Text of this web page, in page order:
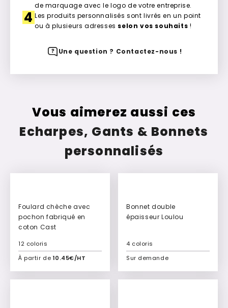
de marquage avec le logo de votre entreprise.
4 Les produits personnalisés sont livrés en un point
ou à plusieurs adresses selon vos souhaits !
Une question ? Contactez-nous !
Vous aimerez aussi ces
Echarpes, Gants & Bonnets
personnalisés
Foulard chèche avec
pochon fabriqué en
coton Cast
À partir de 10.45€/HT
12 coloris
Ajouter à mon devis
Bonnet double
épaisseur Loulou
Sur demande
4 coloris
Ajouter à mon devis